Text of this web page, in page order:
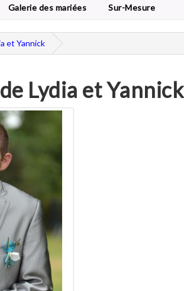
Galerie des mariées Sur-Mesure
et Yannick
Lydia et Yannick